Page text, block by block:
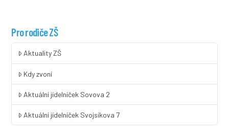
Pro rodiče ZŠ
Aktuality ZŠ
Kdy zvoní
Aktuální jídelníček Sovova 2
Aktuální jídelníček Svojsíkova 7